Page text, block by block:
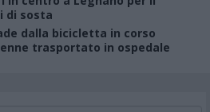
di sosta
dalla bicicletta in corso
trasportato in ospedale